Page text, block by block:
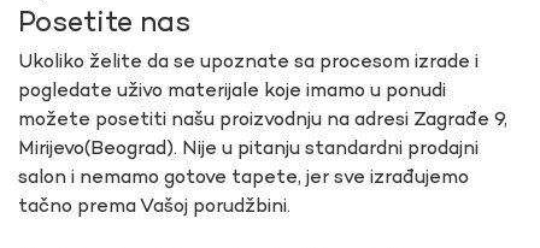
Posetite nas
Ukoliko želite da se upoznate sa procesom izrade i
pogledate uživo materijale koje imamo u ponudi
možete posetiti našu proizvodnju na adresi Zagrađe 9,
Mirijevo(Beograd). Nije u pitanju standardni prodajni
salon i nemamo gotove tapete, jer sve izrađujemo
tačno prema Vašoj porudžbini.